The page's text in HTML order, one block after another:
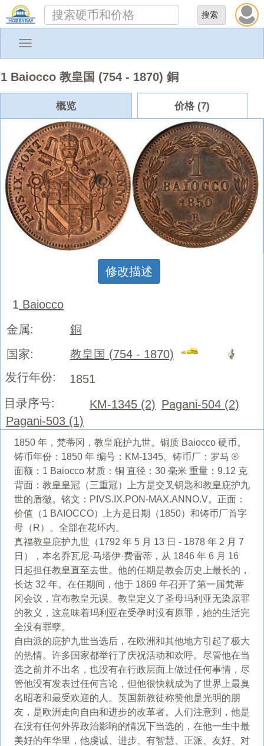
Toggle
1 Baiocco 教皇国 (754 - 1870) 銅
概览 价格 (7)
修改描述
1 Baiocco
金属:
銅
国家:
教皇国 (754 - 1870)
发行年份:
1851
目录序号:
KM-1345 (2) Pagani-504 (2)
Pagani-503 (1)
1850 年，梵蒂冈，教皇庇护九世。铜质 Baiocco 硬币。
铸币年份：1850 年 编号：KM-1345。铸币厂：罗马 ®
面额：1 Baiocco 材质：铜 直径：30 毫米 重量：9.12 克
背面：教皇皇冠（三重冠）上方是交叉钥匙和教皇庇护九
世的盾徽。铭文：PIVS.IX.PON-MAX.ANNO.V。正面：
价值（1 BAIOCCO）上方是日期（1850）和铸币厂首字
母（R）。全部在花环内。
真福教皇庇护九世（1792 年 5 月 13 日 - 1878 年 2 月 7
日），本名乔瓦尼·马塔伊·费雷蒂，从 1846 年 6 月 16
日起担任教皇直至去世。他的任期是教会历史上最长的，
长达 32 年。在任期间，他于 1869 年召开了第一届梵蒂
冈会议，宣布教皇无误。教皇定义了圣母玛利亚无染原罪
的教义，这意味着玛利亚在受孕时没有原罪，她的生活完
全没有罪孽。
自由派的庇护九世当选后，在欧洲和其他地方引起了极大
的热情。许多国家都举行了庆祝活动和欢呼。尽管他在当
选之前并不出名，也没有在行政层面上做过任何事情，尽
管他没有发表过任何言论，但他很快就成为了世界上最臭
名昭著和最受欢迎的人。英国新教徒称赞他是光明的朋
友，是欧洲走向自由和进步的改革者。人们注意到，他是
在没有任何外界政治影响的情况下当选的，在他一生中最
美好的年华里，他虔诚、进步、有智慧、正派、友好、对